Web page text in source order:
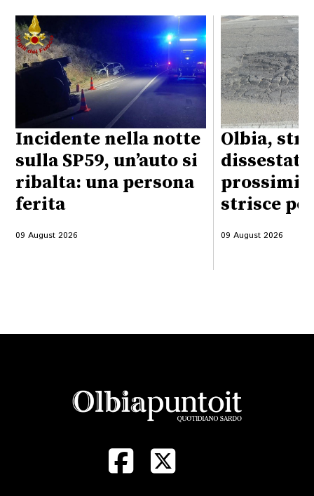
Incidente nella notte
sulla SP59, un’auto si
ribalta: una persona
ferita
09 August 2026
Olbia,
strisce
09 August 2026